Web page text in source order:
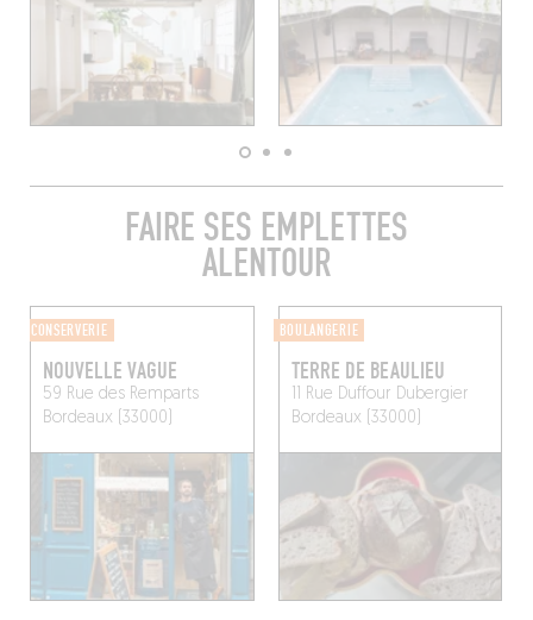
FAIRE SES EMPLETTES
ALENTOUR
CONSERVERIE
NOUVELLE VAGUE
59 Rue des Remparts
Bordeaux (33000)
BOULANGERIE
TERRE DE BEAULIEU
11 Rue Duffour Dubergier
Bordeaux (33000)